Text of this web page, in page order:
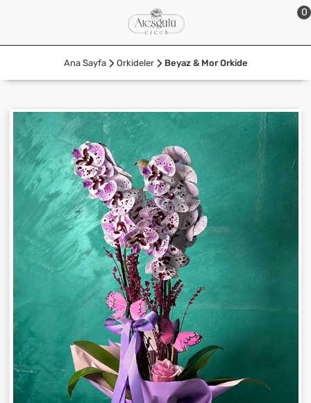
0
Ana Sayfa Orkideler Beyaz & Mor Orkide